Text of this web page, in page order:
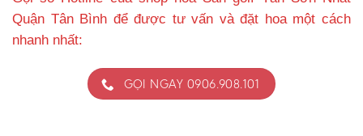
Quận Tân Bình để được tư vấn và đặt hoa một cách
nhanh nhất:
GỌI NGAY 0906.908.101